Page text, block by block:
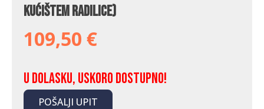
kućištem radilice)
109,50 €
U dolasku, uskoro dostupno!
POŠALJI UPIT